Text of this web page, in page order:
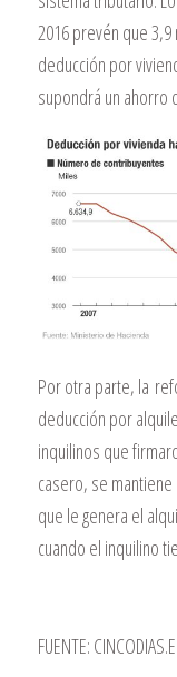
2016 prevén que
deducción por
supondrá un ahorro
Por otra parte, la
deducción por
inquilinos que
casero, se
que le genera el
cuando el inquilino
FUENTE: